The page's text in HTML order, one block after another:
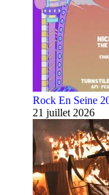
Rock En Seine
21 juillet 2026